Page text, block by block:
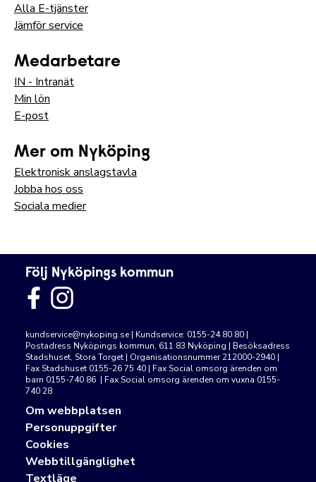
Alla E-tjänster
Jämför service
Medarbetare
IN - Intranät
Min lön
E-post
Mer om Nyköping
Elektronisk anslagstavla
Jobba hos oss
Sociala medier
Följ Nyköpings kommun
kundservice@nykoping.se | Kundservice: 0155-24 80 80 |
Postadress Nyköpings kommun, 611 83 Nyköping | Besöksadress
Stadshuset, Stora Torget | Organisationsnummer 212000-2940 |
Fax Stadshuset 0155-26 75 40 | Fax Social omsorg ärenden om
barn 0155-740 86 | Fax Social omsorg ärenden om vuxna 0155-
740 28
Om webbplatsen
Personuppgifter
Cookies
Webbtillgänglighet
Textläge